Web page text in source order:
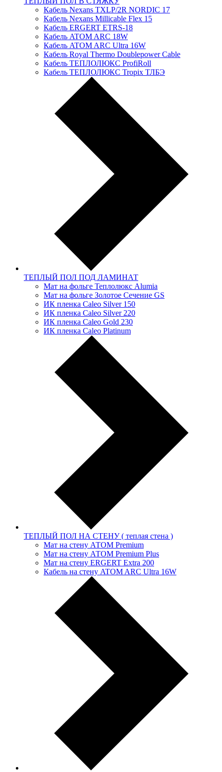
Кабель Nexans TXLP/2R NORDIC 17
Кабель Nexans Millicable Flex 15
Кабель ERGERT ETRS-18
Кабель ATOM ARC 18W
Кабель ATOM ARC Ultra 16W
Кабель Royal Thermo Doublepower Cable
Кабель ТЕПЛОЛЮКС ProfiRoll
Кабель ТЕПЛОЛЮКС Tropix ТЛБЭ
ТЕПЛЫЙ ПОЛ ПОД ЛАМИНАТ
Мат на фольге Теплолюкс Alumia
Мат на фольге Золотое Сечение GS
ИК пленка Caleo Silver 150
ИК пленка Caleo Silver 220
ИК пленка Caleo Gold 230
ИК пленка Caleo Platinum
ТЕПЛЫЙ ПОЛ НА СТЕНУ ( теплая стена )
Мат на стену АТОМ Premium
Мат на стену АТОМ Premium Plus
Мат на стену ERGERT Extra 200
Кабель на стену ATOM ARC Ultra 16W